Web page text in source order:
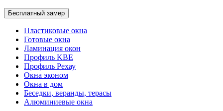
Бесплатный замер
Пластиковые окна
Готовые окна
Ламинация окон
Профиль KBE
Профиль Рехау
Окна эконом
Окна в дом
Беседки, веранды, терасы
Алюминиевые окна